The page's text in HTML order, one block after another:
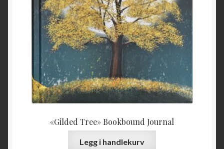
«Gilded Tree» Bookbound Journal
Legg i handlekurv